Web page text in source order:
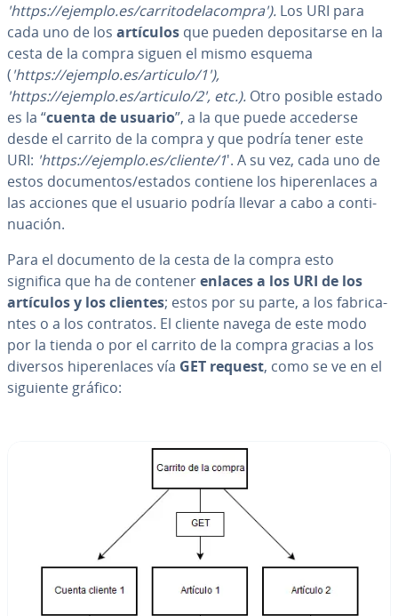
'https://ejemplo.es/ca­rri­to­de­la­co­m­pra'). Los URI para
cada uno de los artículos que pueden de­po­si­tar­se en la
cesta de la compra siguen el mismo esquema
('https://ejemplo.es/articulo/1'),
'https://ejemplo.es/articulo/2', etc.). Otro posible estado
es la “cuenta de usuario”, a la que puede accederse
desde el carrito de la compra y que podría tener este
URI: 'https://ejemplo.es/cliente/1'. A su vez, cada uno de
estos do­cu­me­n­tos/estados contiene los hi­pe­re­n­la­ces a
las acciones que el usuario podría llevar a cabo a co­n­ti­
nua­ción.
Para el documento de la cesta de la compra esto
significa que ha de contenerenlaces a los URI de los
artículos y los clientes; estos por su parte, a los fa­bri­ca­
n­tes o a los contratos. El cliente navega de este modo
por la tienda o por el carrito de la compra gracias a los
diversos hi­pe­re­n­la­ces vía GET request, como se ve en el
siguiente gráfico: